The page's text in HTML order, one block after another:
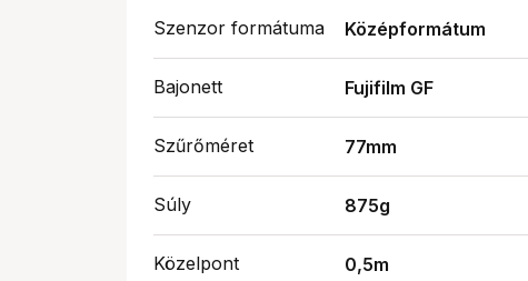
Szenzor formátuma Középformátum
Bajonett Fujifilm GF
Szűrőméret 77mm
Súly 875g
Közelpont 0,5m